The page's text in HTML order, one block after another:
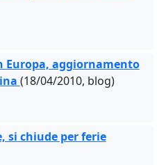
Europa, aggiornamento
(18/04/2010, blog)
si chiude per ferie